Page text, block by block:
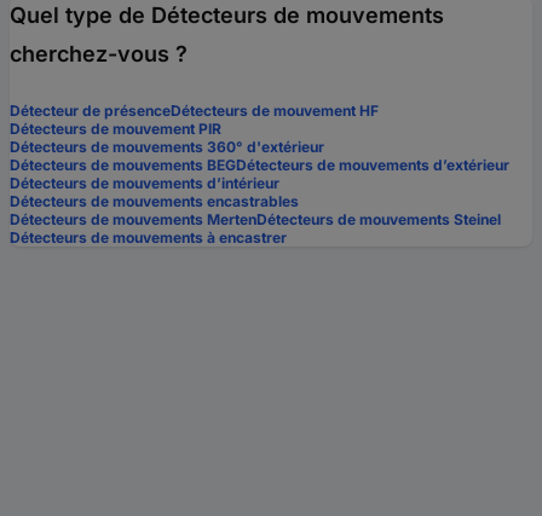
Quel type de Détecteurs de mouvements
cherchez-vous ?
Détecteur de présenceDétecteurs de mouvement HF
Détecteurs de mouvement PIR
Détecteurs de mouvements 360° d'extérieur
Détecteurs de mouvements BEGDétecteurs de mouvements d’extérieur
Détecteurs de mouvements d’intérieur
Détecteurs de mouvements encastrables
Détecteurs de mouvements MertenDétecteurs de mouvements Steinel
Détecteurs de mouvements à encastrer